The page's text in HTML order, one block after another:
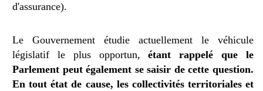
d'assurance).
Le Gouvernement étudie actuellement le véhicule
législatif le plus opportun,étant rappelé que le
Parlement peut également se saisir de cette question.
En tout état de cause, les collectivités territoriales et